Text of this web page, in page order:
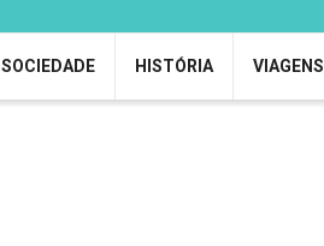
SOCIEDADE HISTÓRIA VIAGENS